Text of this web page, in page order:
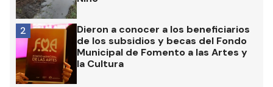
Dieron a conocer a los beneficiarios
de los subsidios y becas del Fondo
Municipal de Fomento a las Artes y
la Cultura
2